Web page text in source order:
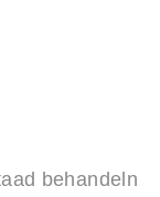
behandeln